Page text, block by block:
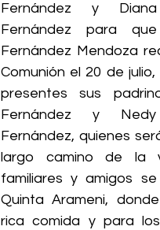
Fernández y
Fernández para
Fernández Mendoza
Comunión el 20 de
presentes sus
Fernández y
Fernández, quienes
largo camino de la
familiares y amigos
Quinta Arameni,
rica comida y para